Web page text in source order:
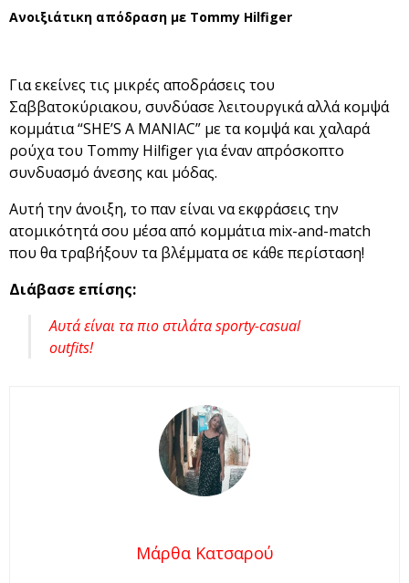
Ανοιξιάτικη απόδραση με Tommy Hilfiger
Για εκείνες τις μικρές αποδράσεις του
Σαββατοκύριακου, συνδύασε λειτουργικά αλλά κομψά
κομμάτια “SHE’S A MANIAC” με τα κομψά και χαλαρά
ρούχα του Tommy Hilfiger για έναν απρόσκοπτο
συνδυασμό άνεσης και μόδας.
Αυτή την άνοιξη, το παν είναι να εκφράσεις την
ατομικότητά σου μέσα από κομμάτια mix-and-match
που θα τραβήξουν τα βλέμματα σε κάθε περίσταση!
Διάβασε επίσης:
Αυτά είναι τα πιο στιλάτα sporty-casual
outfits!
Μάρθα Κατσαρού